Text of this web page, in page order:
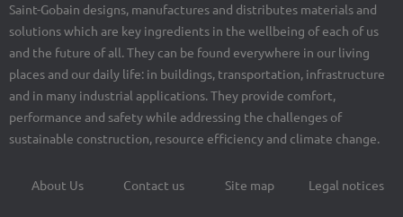
Saint-Gobain designs, manufactures and distributes materials and
solutions which are key ingredients in the wellbeing of each of us
and the future of all. They can be found everywhere in our living
places and our daily life: in buildings, transportation, infrastructure
and in many industrial applications. They provide comfort,
performance and safety while addressing the challenges of
sustainable construction, resource efficiency and climate change.
Footer
About Us Contact us Site map Legal notices